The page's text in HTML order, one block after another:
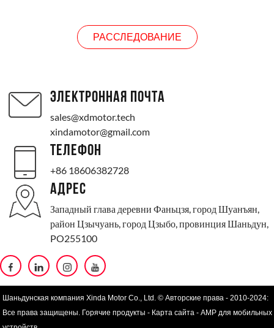
РАССЛЕДОВАНИЕ
ЭЛЕКТРОННАЯ ПОЧТА
sales@xdmotor.tech
xindamotor@gmail.com
ТЕЛЕФОН
+86 18606382728
АДРЕС
Западный глава деревни Фаньцзя, город Шуанъян,
район Цзычуань, город Цзыбо, провинция Шаньдун,
PO255100
Шаньдунская компания Xinda Motor Co., Ltd. © Авторские права - 2010-2024:
Все права защищены. Горячие продукты - Карта сайта -AMP для мобильных